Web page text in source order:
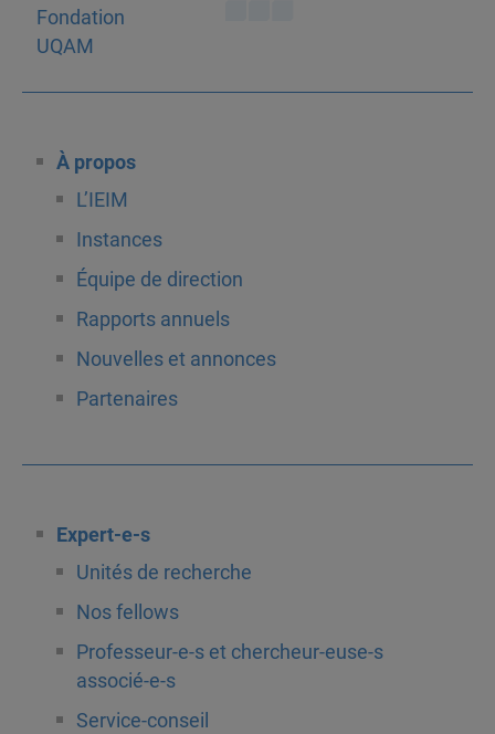
À propos
L’IEIM
Instances
Équipe de direction
Rapports annuels
Nouvelles et annonces
Partenaires
Expert-e-s
Unités de recherche
Nos fellows
Professeur-e-s et chercheur-euse-s
associé-e-s
Service-conseil